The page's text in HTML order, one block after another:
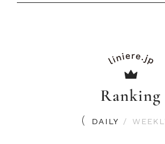
Ranking
DAILY /